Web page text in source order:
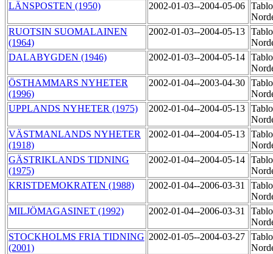
LÄNSPOSTEN (1950)
2002-01-03--2004-05-06
RUOTSIN SUOMALAINEN
(1964)
2002-01-03--2004-05-13
DALABYGDEN (1946)
2002-01-03--2004-05-14
ÖSTHAMMARS NYHETER
(1996)
2002-01-04--2003-04-30
UPPLANDS NYHETER (1975)
2002-01-04--2004-05-13
VÄSTMANLANDS NYHETER
(1918)
2002-01-04--2004-05-13
GÄSTRIKLANDS TIDNING
(1975)
2002-01-04--2004-05-14
KRISTDEMOKRATEN (1988)
2002-01-04--2006-03-31
MILJÖMAGASINET (1992)
2002-01-04--2006-03-31
STOCKHOLMS FRIA TIDNING
(2001)
2002-01-05--2004-03-27